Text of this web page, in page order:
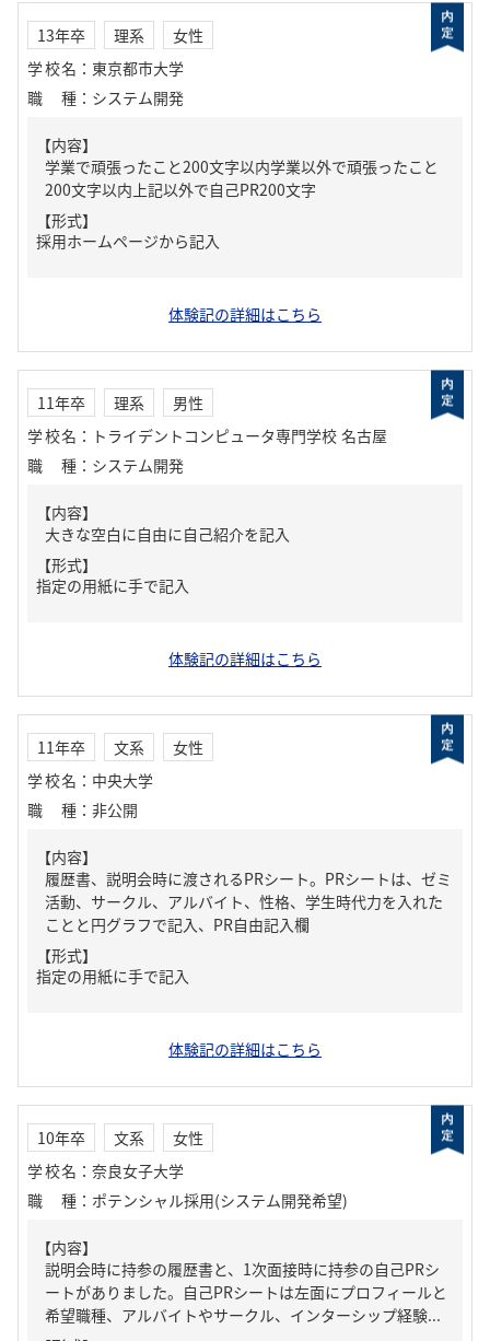
13年卒 理系
女性
学校名 ： 東京都市大学
職種 ： システム開発
【内容】
学業で頑張ったこと200文字以内学業以外で頑張ったこと
200文字以内上記以外で自己PR200文字
【形式】
採用ホームページから記入
体験記の詳細はこちら
11年卒 理系
男性
学校名 ： トライデントコンピュータ専門学校 名古屋
職種 ： システム開発
【内容】
大きな空白に自由に自己紹介を記入
【形式】
指定の用紙に手で記入
体験記の詳細はこちら
11年卒 文系
女性
学校名 ： 中央大学
職種 ： 非公開
【内容】
履歴書、説明会時に渡されるPRシート。PRシートは、ゼミ
活動、サークル、アルバイト、性格、学生時代力を入れた
ことと円グラフで記入、PR自由記入欄
【形式】
指定の用紙に手で記入
体験記の詳細はこちら
10年卒 文系
女性
学校名 ： 奈良女子大学
職種 ： ポテンシャル採用(システム開発希望)
【内容】
説明会時に持参の履歴書と、1次面接時に持参の自己PRシ
ートがありました。自己PRシートは左面にプロフィールと
希望職種、アルバイトやサークル、インターシップ経験...